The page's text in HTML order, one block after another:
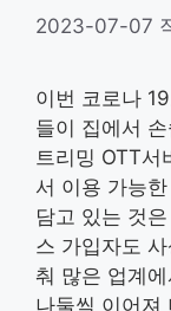
2023-07-07
이번 코로나
들이 집에서
트리밍 OTT서
서 이용 가능
담고 있는 것
스 가입자도
춰 많은 업계
나둘씩 이어